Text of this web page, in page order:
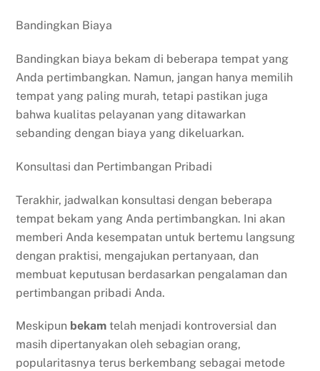
Bandingkan Biaya
Bandingkan biaya bekam di beberapa tempat yang
Anda pertimbangkan. Namun, jangan hanya memilih
tempat yang paling murah, tetapi pastikan juga
bahwa kualitas pelayanan yang ditawarkan
sebanding dengan biaya yang dikeluarkan.
Konsultasi dan Pertimbangan Pribadi
Terakhir, jadwalkan konsultasi dengan beberapa
tempat bekam yang Anda pertimbangkan. Ini akan
memberi Anda kesempatan untuk bertemu langsung
dengan praktisi, mengajukan pertanyaan, dan
membuat keputusan berdasarkan pengalaman dan
pertimbangan pribadi Anda.
Meskipun bekam telah menjadi kontroversial dan
masih dipertanyakan oleh sebagian orang,
popularitasnya terus berkembang sebagai metode